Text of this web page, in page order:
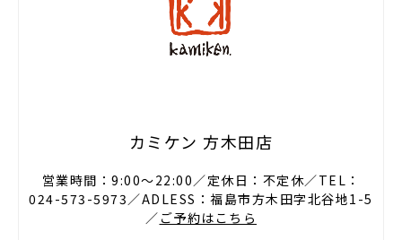
カミケン 方木田店
営業時間：9:00〜22:00／定休日：不定休／TEL：
024-573-5973／ADLESS：福島市方木田字北谷地1-5
／ ご予約はこちら